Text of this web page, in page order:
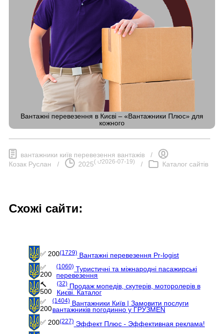
Вантажні перевезення в Києві – «Вантажники Плюс» для
кожного
вантажники київ перевезення вантажів /
Козак Руслан / 2025( ⮍2026-07-19) / Каталог сайтів
Схожі сайти:
✅ 200(1729) Вантажні перевезення Pr-logist
✅
200
(1060)Туристичні та міжнародні пасажирські
перевезення
🔨
500
(32)Продаж мопедів, скутерів, моторолерів в
Києві. Каталог
✅
200
(1404)Вантажники Київ | Замовити послуги
вантажників погодинно у ГРУЗMEN
✅ 200(227) Эффект Плюс - Эффективная реклама!